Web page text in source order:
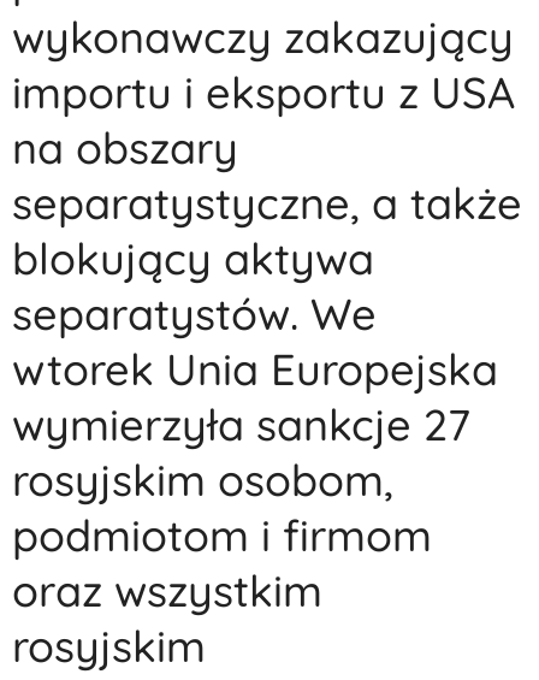
wykonawczy zakazujący
importu i eksportu z USA
na obszary
separatystyczne, a także
blokujący aktywa
separatystów. We
wtorek Unia Europejska
wymierzyła sankcje 27
rosyjskim osobom,
podmiotom i firmom
oraz wszystkim
rosyjskim